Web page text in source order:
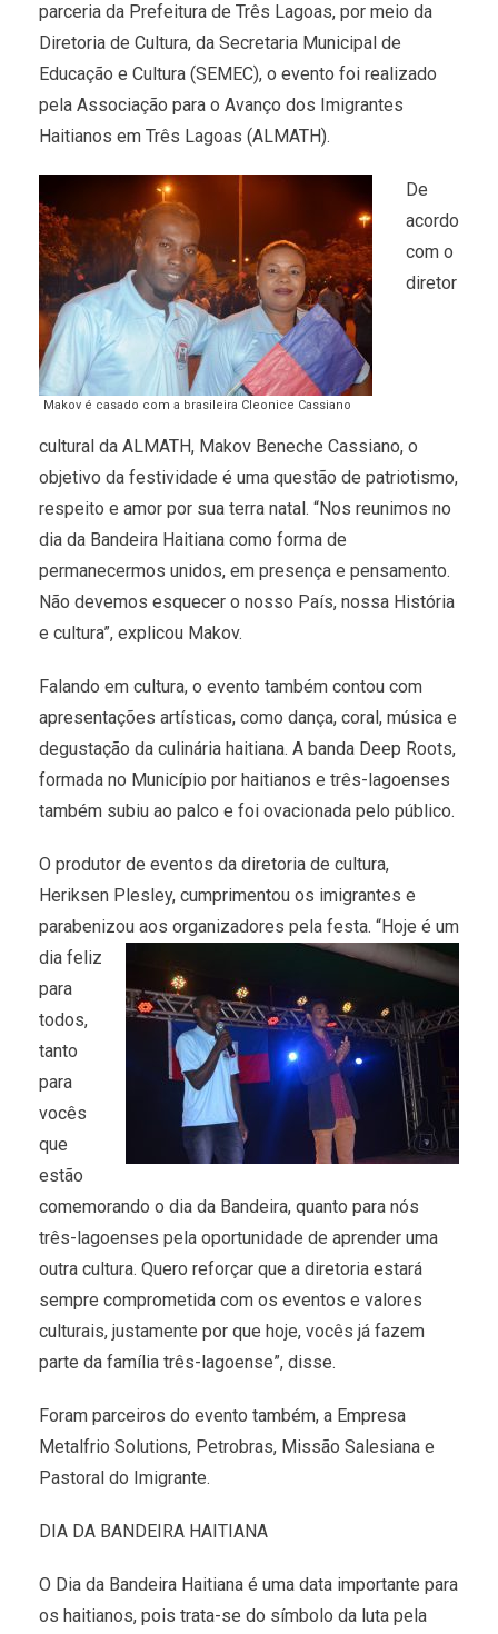
parceria da Prefeitura de Três Lagoas, por meio da
Diretoria de Cultura, da Secretaria Municipal de
Educação e Cultura (SEMEC), o evento foi realizado
pela Associação para o Avanço dos Imigrantes
Haitianos em Três Lagoas (ALMATH).
Makov é casado com a brasileira Cleonice Cassiano
De
acordo
com o
diretor
cultural da ALMATH, Makov Beneche Cassiano, o
objetivo da festividade é uma questão de patriotismo,
respeito e amor por sua terra natal. “Nos reunimos no
dia da Bandeira Haitiana como forma de
permanecermos unidos, em presença e pensamento.
Não devemos esquecer o nosso País, nossa História
e cultura”, explicou Makov.
Falando em cultura, o evento também contou com
apresentações artísticas, como dança, coral, música e
degustação da culinária haitiana. A banda Deep Roots,
formada no Município por haitianos e três-lagoenses
também subiu ao palco e foi ovacionada pelo público.
O produtor de eventos da diretoria de cultura,
Heriksen Plesley, cumprimentou os imigrantes e
parabenizou aos organizadores pela festa. “Hoje é um
dia feliz
para
todos,
tanto
para
vocês
que
estão
comemorando o dia da Bandeira, quanto para nós
três-lagoenses pela oportunidade de aprender uma
outra cultura. Quero reforçar que a diretoria estará
sempre comprometida com os eventos e valores
culturais, justamente por que hoje, vocês já fazem
parte da família três-lagoense”, disse.
Foram parceiros do evento também, a Empresa
Metalfrio Solutions, Petrobras, Missão Salesiana e
Pastoral do Imigrante.
DIA DA BANDEIRA HAITIANA
O Dia da Bandeira Haitiana é uma data importante para
os haitianos, pois trata-se do símbolo da luta pela